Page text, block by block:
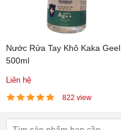
Nước Rửa Tay Khô Kaka Geel
500ml
Liên hệ
822 view